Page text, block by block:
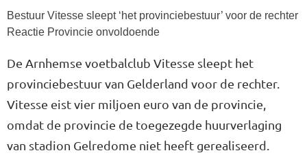
Bestuur Vitesse sleept ‘het provinciebestuur’ voor de rechter
Reactie Provincie onvoldoende
De Arnhemse voetbalclub Vitesse sleept het
provinciebestuur van Gelderland voor de rechter.
Vitesse eist vier miljoen euro van de provincie,
omdat de provincie de toegezegde huurverlaging
van stadion Gelredome niet heeft gerealiseerd.